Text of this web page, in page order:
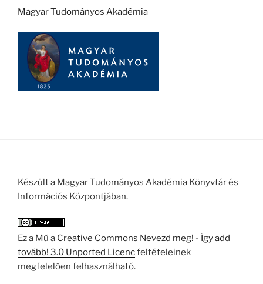
Magyar Tudományos Akadémia
Készült a Magyar Tudományos Akadémia Könyvtár és
Információs Központjában.
Ez a Mű a Creative Commons Nevezd meg! - Így add
tovább! 3.0 Unported Licencfeltételeinek
megfelelően felhasználható.